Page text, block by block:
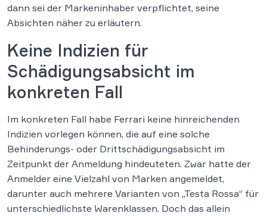
dann sei der Markeninhaber verpflichtet, seine
Absichten näher zu erläutern.
Keine Indizien für
Schädigungsabsicht im
konkreten Fall
Im konkreten Fall habe Ferrari keine hinreichenden
Indizien vorlegen können, die auf eine solche
Behinderungs- oder Drittschädigungsabsicht im
Zeitpunkt der Anmeldung hindeuteten. Zwar hatte der
Anmelder eine Vielzahl von Marken angemeldet,
darunter auch mehrere Varianten von „Testa Rossa“ für
unterschiedlichste Warenklassen. Doch das allein